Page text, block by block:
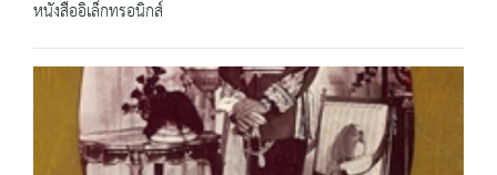
หนังสืออิเล็กทรอนิกส์